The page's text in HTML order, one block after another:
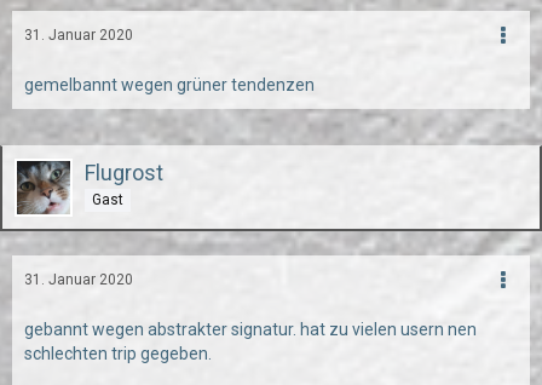
31. Januar 2020
gemelbannt wegen grüner tendenzen
Flugrost
Gast
31. Januar 2020
gebannt wegen abstrakter signatur. hat zu vielen usern nen
schlechten trip gegeben.